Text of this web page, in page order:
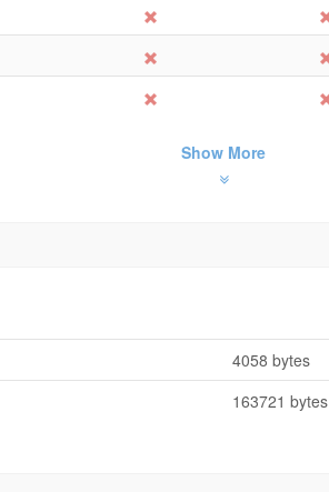
Show More
4058 bytes
163721 bytes